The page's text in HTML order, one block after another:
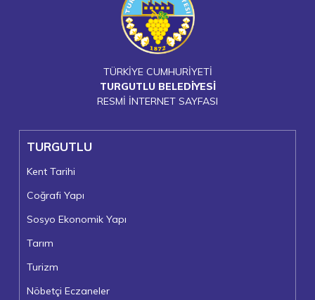
TÜRKİYE CUMHURİYETİ
TURGUTLU BELEDİYESİ
RESMİ İNTERNET SAYFASI
TURGUTLU
Kent Tarihi
Coğrafi Yapı
Sosyo Ekonomik Yapı
Tarım
Turizm
Nöbetçi Eczaneler